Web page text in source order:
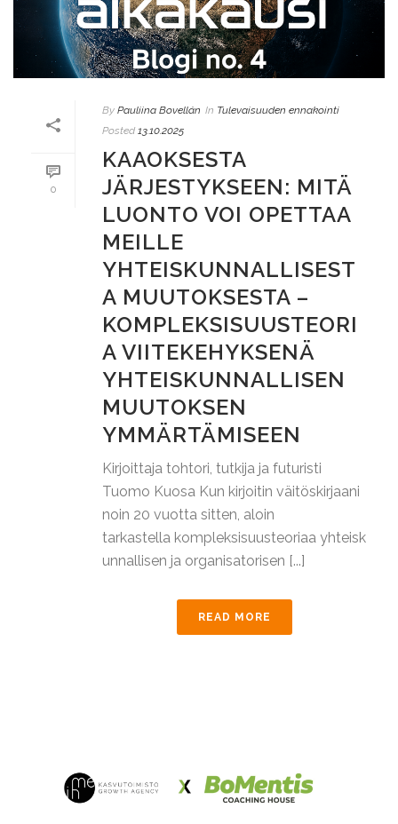
0
By Pauliina Bovellán In Tulevaisuuden ennakointi
Posted 13.10.2025
KAAOKSESTA
JÄRJESTYKSEEN: MITÄ
LUONTO VOI OPETTAA
MEILLE
YHTEISKUNNALLISEST
A MUUTOKSESTA –
KOMPLEKSISUUSTEORI
A VIITEKEHYKSENÄ
YHTEISKUNNALLISEN
MUUTOKSEN
YMMÄRTÄMISEEN
Kirjoittaja tohtori, tutkija ja futuristi
Tuomo Kuosa Kun kirjoitin väitöskirjaani
noin 20 vuotta sitten, aloin
tarkastella kompleksisuusteoriaa yhteisk
unnallisen ja organisatorisen [...]
READ MORE